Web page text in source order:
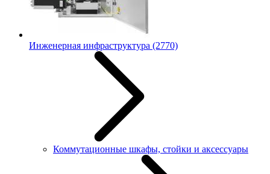
Инженерная инфраструктура (2770)
Коммутационные шкафы, стойки и аксессуары